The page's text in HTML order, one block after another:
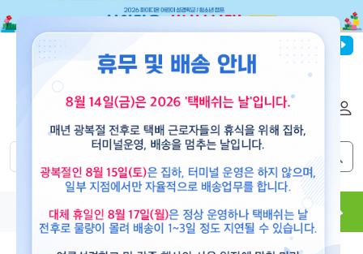
파이디온선교회
도서 뮤직 용품 현수막 콘텐츠